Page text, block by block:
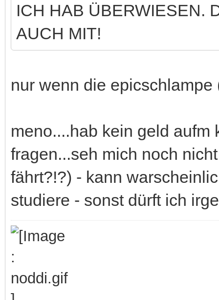
ICH HAB ÜBERWIESEN.
AUCH MIT!
nur wenn die epicschlampe
meno....hab kein geld aufm
fragen...seh mich noch
fährt?!?) - kann
studiere - sonst dürft ich